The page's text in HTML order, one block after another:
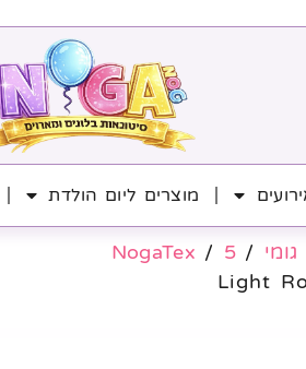
מוצרים ליום הולדת
גומי /
NogaTex / 5